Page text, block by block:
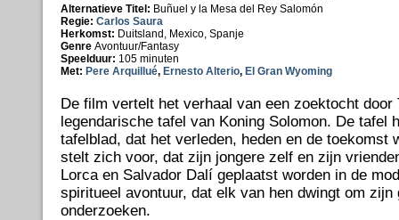
Alternatieve Titel: Buñuel y la Mesa del Rey Salomón
Regie: Carlos Saura
Herkomst: Duitsland, Mexico, Spanje
Genre Avontuur/Fantasy
Speelduur: 105 minuten
Met: Pere Arquillué, Ernesto Alterio, El Gran Wyoming
De film vertelt het verhaal van een zoektocht door
legendarische tafel van Koning Solomon. De tafel
tafelblad, dat het verleden, heden en de toekomst
stelt zich voor, dat zijn jongere zelf en zijn
Lorca en Salvador Dalí geplaatst worden in de
spiritueel avontuur, dat elk van hen dwingt om zijn
onderzoeken.